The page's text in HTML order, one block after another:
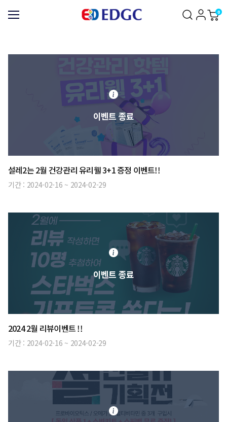
0
이벤트 종료
설레2는 2월 건강관리 유리웰 3+1 증정 이벤트!!
기간 : 2024-02-16 ~ 2024-02-29
이벤트 종료
2024 2월 리뷰이벤트 !!
기간 : 2024-02-16 ~ 2024-02-29